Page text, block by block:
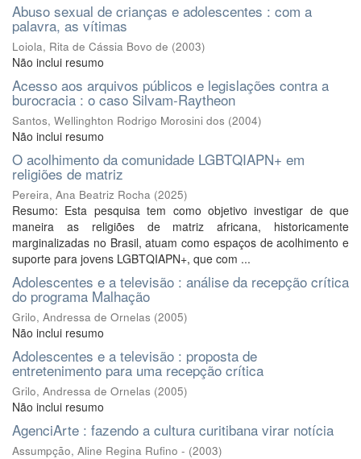
Abuso sexual de crianças e adolescentes : com a
palavra, as vítimas
Loiola, Rita de Cássia Bovo de (2003)
Não inclui resumo
Acesso aos arquivos públicos e legislações contra a
burocracia : o caso Silvam-Raytheon
Santos, Wellinghton Rodrigo Morosini dos (2004)
Não inclui resumo
O acolhimento da comunidade LGBTQIAPN+ em
religiões de matriz
Pereira, Ana Beatriz Rocha (2025)
Resumo: Esta pesquisa tem como objetivo investigar de que
maneira as religiões de matriz africana, historicamente
marginalizadas no Brasil, atuam como espaços de acolhimento e
suporte para jovens LGBTQIAPN+, que com ...
Adolescentes e a televisão : análise da recepção crítica
do programa Malhação
Grilo, Andressa de Ornelas (2005)
Não inclui resumo
Adolescentes e a televisão : proposta de
entretenimento para uma recepção crítica
Grilo, Andressa de Ornelas (2005)
Não inclui resumo
AgenciArte : fazendo a cultura curitibana virar notícia
Assumpção, Aline Regina Rufino - (2003)